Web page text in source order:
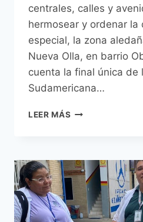
centrales, calles y
hermosear y ordenar la
especial, la zona
Nueva Olla, en barrio
cuenta la final única de
Sudamericana…
LEER MÁS DIRECCIÓN
HERMOSEA
ESPACIOS
PÚBLICOS
UBICADOS
EN